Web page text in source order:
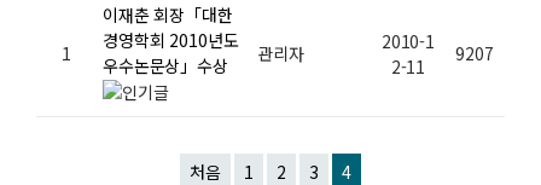
1
이재춘 회장「대한
경영학회 2010년도
우수논문상」수상
관리자
2010-1
2-11
9207
처음 1 2 3 4